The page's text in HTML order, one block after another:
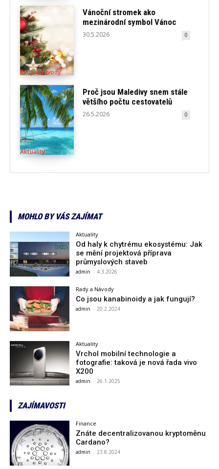
Rady a Návody
Vánoční stromek ako
mezinárodní symbol Vánoc
30.5.2026 0
Aktuality
Proč jsou Maledivy snem stále
většího počtu cestovatelů
26.5.2026 0
MOHLO BY VÁS ZAJÍMAT
Aktuality
Od haly k chytrému ekosystému: Jak
se mění projektová příprava
průmyslových staveb
admin - 4.3.2026
Rady a Návody
Co jsou kanabinoidy a jak fungují?
admin - 20.2.2024
Aktuality
Vrchol mobilní technologie a
fotografie: taková je nová řada vivo
X200
admin - 26.1.2025
ZAJÍMAVOSTI
Finance
Znáte decentralizovanou kryptoměnu
Cardano?
admin - 23.8.2024